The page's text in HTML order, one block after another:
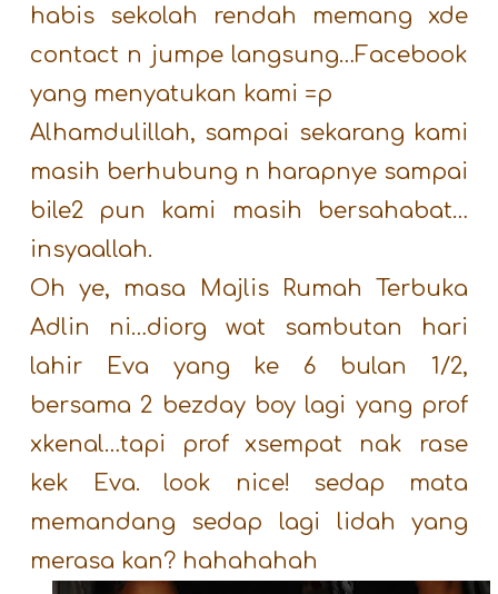
habis sekolah rendah memang xde
contact n jumpe langsung…Facebook
yang menyatukan kami =p
Alhamdulillah, sampai sekarang kami
masih berhubung n harapnye sampai
bile2 pun kami masih bersahabat…
insyaallah.
Oh ye, masa Majlis Rumah Terbuka
Adlin ni…diorg wat sambutan hari
lahir Eva yang ke 6 bulan 1/2,
bersama 2 bezday boy lagi yang prof
xkenal…tapi prof xsempat nak rase
kek Eva. look nice! sedap mata
memandang sedap lagi lidah yang
merasa kan? hahahahah